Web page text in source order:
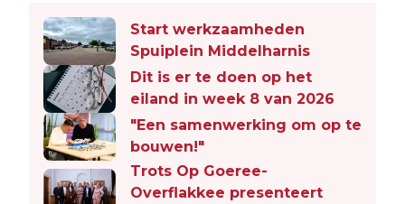
Start werkzaamheden
Spuiplein Middelharnis
Dit is er te doen op het
eiland in week 8 van 2026
"Een samenwerking om op te
bouwen!"
Trots Op Goeree-
Overflakkee presenteert